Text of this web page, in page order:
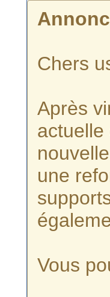
Chers
Après
une
Vous